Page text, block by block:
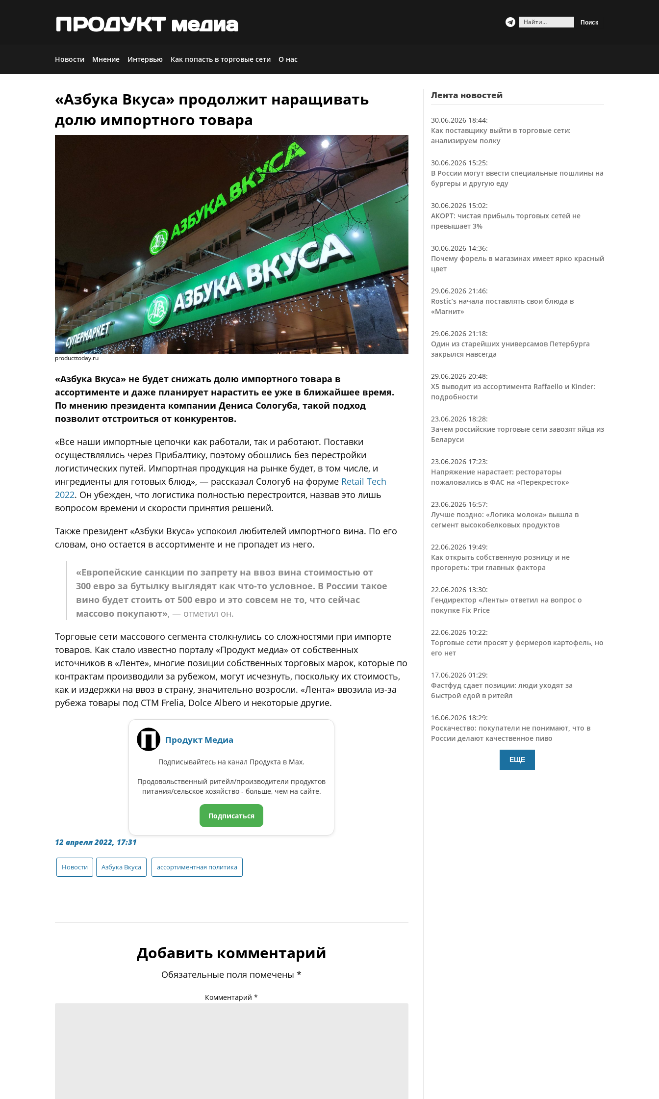
ПРОДУКТ медиа Найти:
Новости Мнение Интервью Как попасть в торговые сети О нас
Skip
content
«Азбука Вкуса» продолжит наращивать
долю импортного товара
producttoday.ru
«Азбука Вкуса» не будет снижать долю импортного товара в
ассортименте и даже планирует нарастить ее уже в ближайшее время.
По мнению президента компании Дениса Сологуба, такой подход
позволит отстроиться от конкурентов.
«Все наши импортные цепочки как работали, так и работают. Поставки
осуществлялись через Прибалтику, поэтому обошлись без перестройки
логистических путей. Импортная продукция на рынке будет, в том числе, и
ингредиенты для готовых блюд», — рассказал Сологуб на форуме Retail Tech
2022. Он убежден, что логистика полностью перестроится, назвав это лишь
вопросом времени и скорости принятия решений.
Также президент «Азбуки Вкуса» успокоил любителей импортного вина. По его
словам, оно остается в ассортименте и не пропадет из него.
«Европейские санкции по запрету на ввоз вина стоимостью от
300 евро за бутылку выглядят как что-то условное. В России такое
вино будет стоить от 500 евро и это совсем не то, что сейчас
массово покупают», — отметил он.
Торговые сети массового сегмента столкнулись со сложностями при импорте
товаров. Как стало известно порталу «Продукт медиа» от собственных
источников в «Ленте», многие позиции собственных торговых марок, которые по
контрактам производили за рубежом, могут исчезнуть, поскольку их стоимость,
как и издержки на ввоз в страну, значительно возросли. «Лента» ввозила из-за
рубежа товары под СТМ Frelia, Dolce Albero и некоторые другие.
Продукт Медиа
Подписывайтесь на канал Продукта в Max.
Продовольственный ритейл/производители продуктов
питания/сельское хозяйство - больше, чем на сайте.
Подписаться
12 апреля 2022, 17:31
Новости Азбука Вкуса ассортиментная политика
Добавить комментарий
Обязательные поля помечены*
Комментарий*
Лента новостей
30.06.2026 18:44:
Как поставщику выйти в торговые сети:
анализируем полку
30.06.2026 15:25:
В России могут ввести специальные пошлины на
бургеры и другую еду
30.06.2026 15:02:
АКОРТ: чистая прибыль торговых сетей не
превышает 3%
30.06.2026 14:36:
Почему форель в магазинах имеет ярко красный
цвет
29.06.2026 21:46:
Rostic’s начала поставлять свои блюда в
«Магнит»
29.06.2026 21:18:
Один из старейших универсамов Петербурга
закрылся навсегда
29.06.2026 20:48:
Х5 выводит из ассортимента Raffaello и Kinder:
подробности
23.06.2026 18:28:
Зачем российские торговые сети завозят яйца из
Беларуси
23.06.2026 17:23:
Напряжение нарастает: рестораторы
пожаловались в ФАС на «Перекресток»
23.06.2026 16:57:
Лучше поздно: «Логика молока» вышла в
сегмент высокобелковых продуктов
22.06.2026 19:49:
Как открыть собственную розницу и не
прогореть: три главных фактора
22.06.2026 13:30:
Гендиректор «Ленты» ответил на вопрос о
покупке Fix Price
22.06.2026 10:22:
Торговые сети просят у фермеров картофель, но
его нет
17.06.2026 01:29:
Фастфуд сдает позиции: люди уходят за
быстрой едой в ритейл
16.06.2026 18:29:
Роскачество: покупатели не понимают, что в
России делают качественное пиво
ЕЩЕ